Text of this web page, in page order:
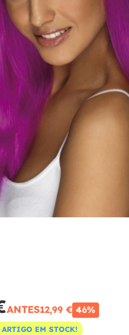
ANTES12,99 € 46%
EM STOCK!